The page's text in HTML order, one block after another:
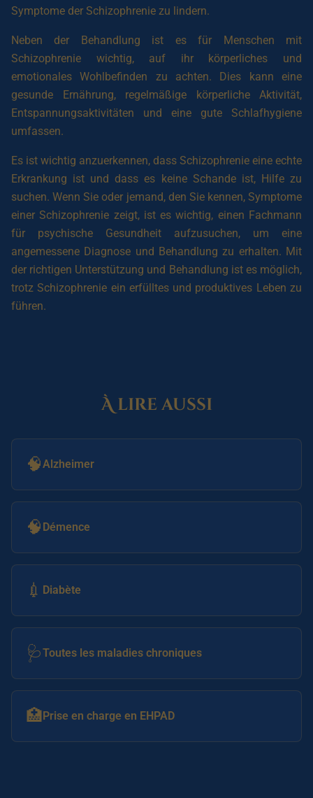
Symptome der Schizophrenie zu lindern.
Neben der Behandlung ist es für Menschen mit
Schizophrenie wichtig, auf ihr körperliches und
emotionales Wohlbefinden zu achten. Dies kann eine
gesunde Ernährung, regelmäßige körperliche Aktivität,
Entspannungsaktivitäten und eine gute Schlafhygiene
umfassen.
Es ist wichtig anzuerkennen, dass Schizophrenie eine echte
Erkrankung ist und dass es keine Schande ist, Hilfe zu
suchen. Wenn Sie oder jemand, den Sie kennen, Symptome
einer Schizophrenie zeigt, ist es wichtig, einen Fachmann
für psychische Gesundheit aufzusuchen, um eine
angemessene Diagnose und Behandlung zu erhalten. Mit
der richtigen Unterstützung und Behandlung ist es möglich,
trotz Schizophrenie ein erfülltes und produktives Leben zu
führen.
À lire aussi
🧠Alzheimer
🧠 Démence
💉 Diabète
🩺Toutes les maladies chroniques
🏥Prise en charge en EHPAD